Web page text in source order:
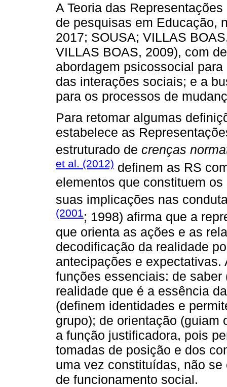
A Teoria das
de pesquisas em Educação,
2017; SOUSA; VILLAS
VILLAS BOAS, 2009), com
abordagem psicossocial
das interações sociais; e a
para os processos de
Para retomar algumas
estabelece as
estruturado de crenças
et al. (2012) definem as RS
elementos que constituem
suas implicações nas
(2001; 1998) afirma que a
que orienta as ações e as
decodificação da realidade
antecipações e
funções essenciais: de
realidade que é a essência
(definem identidades e
grupo); de orientação (guiam
a função justificadora, pois
tomadas de posição e dos
uma vez constituídas, não
de funcionamento social.